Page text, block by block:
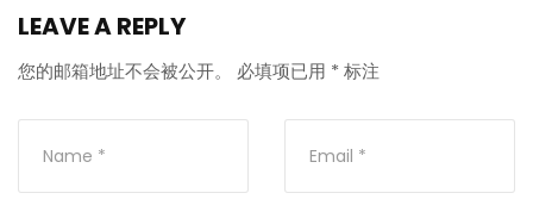
LEAVE A REPLY
您的邮箱地址不会被公开。 必填项已用 * 标注